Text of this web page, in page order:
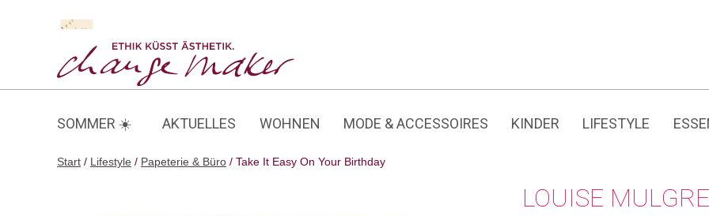
SOMMER ☀️ AKTUELLES WOHNEN MODE & ACCESSOIRES KINDER LIFESTYLE
Start / Lifestyle / Papeterie & Büro / Take It Easy On Your Birthday
LOUISE